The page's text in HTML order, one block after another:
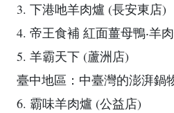
3. 下港吔羊肉爐 (長安東店)
4. 帝王食補 紅面薑母鴨‧羊
5. 羊霸天下 (蘆洲店)
臺中地區：中臺灣的澎湃鍋
6. 霸味羊肉爐 (公益店)